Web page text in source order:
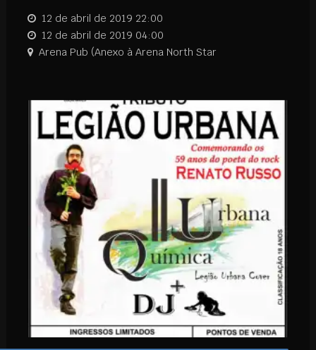
12 de abril de 2019 22:00
12 de abril de 2019 04:00
Arena Pub (Anexo à Arena North Star